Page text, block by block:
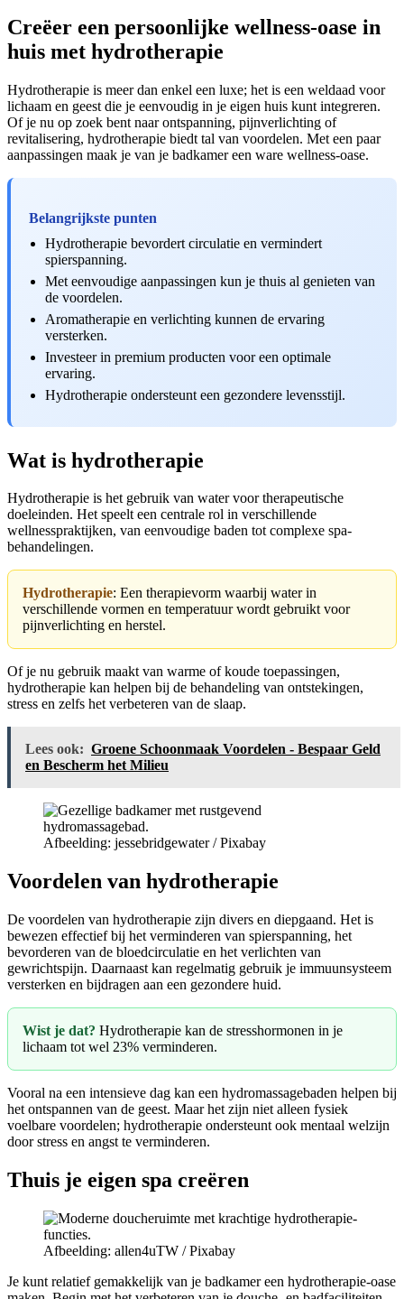
Creëer een persoonlijke wellness-oase in
huis met hydrotherapie
Hydrotherapie is meer dan enkel een luxe; het is een weldaad voor
lichaam en geest die je eenvoudig in je eigen huis kunt integreren.
Of je nu op zoek bent naar ontspanning, pijnverlichting of
revitalisering, hydrotherapie biedt tal van voordelen. Met een paar
aanpassingen maak je van je badkamer een ware wellness-oase.
Belangrijkste punten
Hydrotherapie bevordert circulatie en vermindert
spierspanning.
Met eenvoudige aanpassingen kun je thuis al genieten van
de voordelen.
Aromatherapie en verlichting kunnen de ervaring
versterken.
Investeer in premium producten voor een optimale
ervaring.
Hydrotherapie ondersteunt een gezondere levensstijl.
Wat is hydrotherapie
Hydrotherapie is het gebruik van water voor therapeutische
doeleinden. Het speelt een centrale rol in verschillende
wellnesspraktijken, van eenvoudige baden tot complexe spa-
behandelingen.
Hydrotherapie: Een therapievorm waarbij water in
verschillende vormen en temperatuur wordt gebruikt voor
pijnverlichting en herstel.
Of je nu gebruik maakt van warme of koude toepassingen,
hydrotherapie kan helpen bij de behandeling van ontstekingen,
stress en zelfs het verbeteren van de slaap.
Lees ook: Groene Schoonmaak Voordelen - Bespaar Geld
en Bescherm het Milieu
Afbeelding: jessebridgewater / Pixabay
Voordelen van hydrotherapie
De voordelen van hydrotherapie zijn divers en diepgaand. Het is
bewezen effectief bij het verminderen van spierspanning, het
bevorderen van de bloedcirculatie en het verlichten van
gewrichtspijn. Daarnaast kan regelmatig gebruik je immuunsysteem
versterken en bijdragen aan een gezondere huid.
Wist je dat? Hydrotherapie kan de stresshormonen in je
lichaam tot wel 23% verminderen.
Vooral na een intensieve dag kan een hydromassagebaden helpen bij
het ontspannen van de geest. Maar het zijn niet alleen fysiek
voelbare voordelen; hydrotherapie ondersteunt ook mentaal welzijn
door stress en angst te verminderen.
Thuis je eigen spa creëren
Afbeelding: allen4uTW / Pixabay
Je kunt relatief gemakkelijk van je badkamer een hydrotherapie-oase